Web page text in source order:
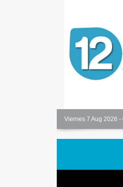
Viernes 7 Aug 2026 -
Alicante Actualidad